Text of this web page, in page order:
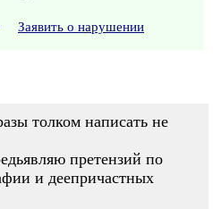
Заявить о нарушении
толком написать не
претензий по
и деепричастных